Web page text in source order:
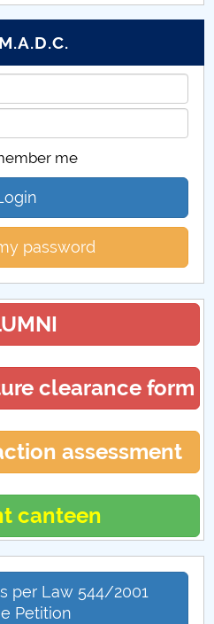
me
password
clearance form
assessment
canteen
per Law 544/2001
Petition